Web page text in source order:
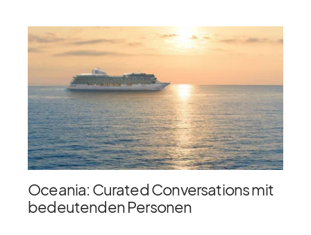
Oceania: Curated Conversations mit
bedeutenden Personen